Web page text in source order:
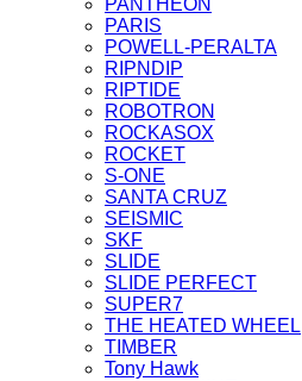
PANTHEON
PARIS
POWELL-PERALTA
RIPNDIP
RIPTIDE
ROBOTRON
ROCKASOX
ROCKET
S-ONE
SANTA CRUZ
SEISMIC
SKF
SLIDE
SLIDE PERFECT
SUPER7
THE HEATED WHEEL
TIMBER
Tony Hawk